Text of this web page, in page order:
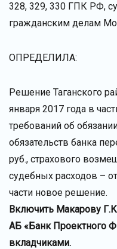
328, 329, 330 ГПК РФ,
гражданским делам
ОПРЕДЕЛИЛА:
Решение Таганского
января 2017 года в
требований об
обязательств банка
руб., страхового
судебных расходов –
части новое решение.
Включить Макарову
АБ «Банк Проектного
вкладчиками.